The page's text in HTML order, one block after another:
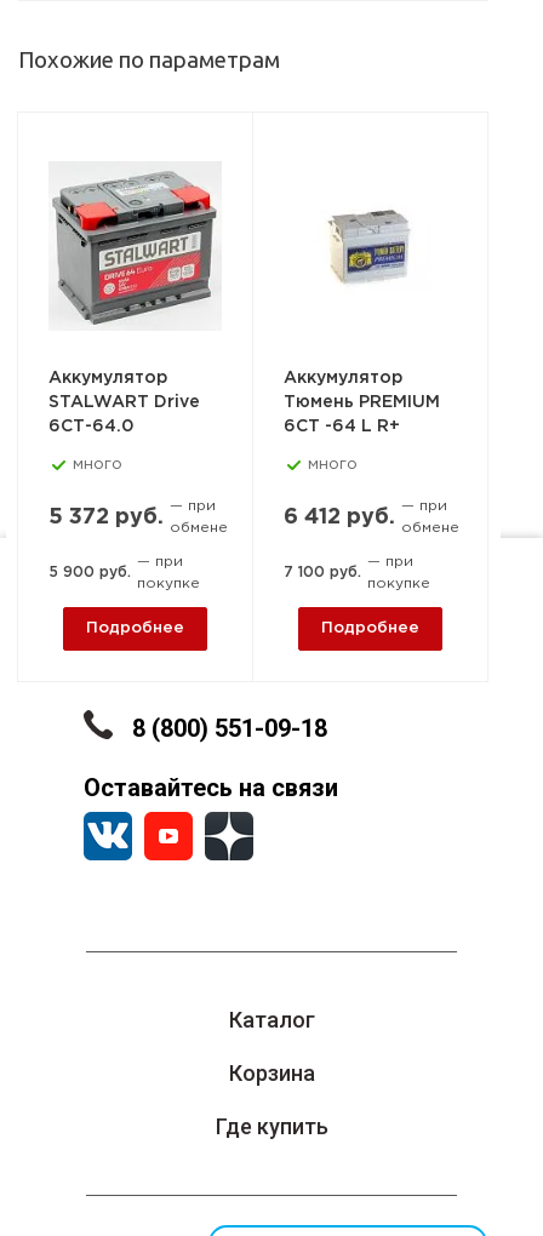
Похожие по параметрам
Аккумулятор
STALWART Drive
6СТ-64.0
много
5 372 руб.
— при
обмене
5 900 руб.
— при
покупке
Подробнее
Аккумулятор
Тюмень PREMIUM
6СТ -64 L R+
много
6 412 руб.
— при
обмене
7 100 руб.
— при
покупке
Подробнее
Каталог
Корзина
Где купить
Ростов-на-Дону, пер. 1-й
Машиностроительный, 15-
8 (800) 551-09-18
Оставайтесь на связи